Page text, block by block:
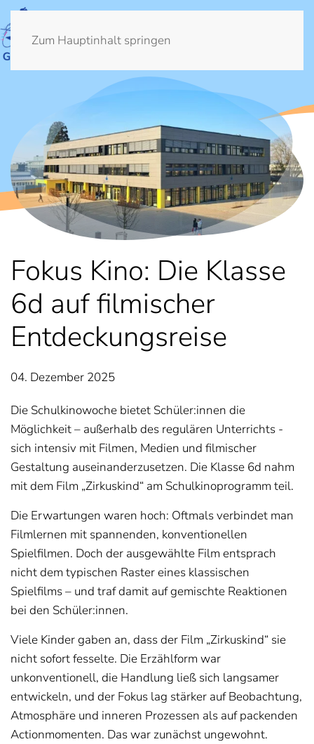
Zum Hauptinhalt springen
Fokus Kino: Die Klasse
6d auf filmischer
Entdeckungsreise
04. Dezember 2025
Die Schulkinowoche bietet Schüler:innen die
Möglichkeit – außerhalb des regulären Unterrichts -
sich intensiv mit Filmen, Medien und filmischer
Gestaltung auseinanderzusetzen. Die Klasse 6d nahm
mit dem Film „Zirkuskind“ am Schulkinoprogramm teil.
Die Erwartungen waren hoch: Oftmals verbindet man
Filmlernen mit spannenden, konventionellen
Spielfilmen. Doch der ausgewählte Film entsprach
nicht dem typischen Raster eines klassischen
Spielfilms – und traf damit auf gemischte Reaktionen
bei den Schüler:innen.
Viele Kinder gaben an, dass der Film „Zirkuskind“ sie
nicht sofort fesselte. Die Erzählform war
unkonventionell, die Handlung ließ sich langsamer
entwickeln, und der Fokus lag stärker auf Beobachtung,
Atmosphäre und inneren Prozessen als auf packenden
Actionmomenten. Das war zunächst ungewohnt.